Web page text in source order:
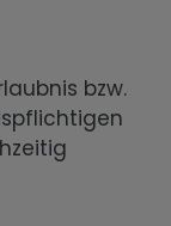
bzw.